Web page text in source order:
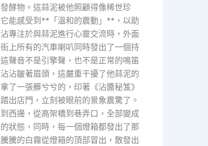
酵物。這蒜泥被他照顧得像稀世珍
能感受到**「溫和的震動」**，以助
專注於與蒜泥進行心靈交流時，外面
上所有的汽車喇叭同時發出了一個持
音不是引擎聲，也不是正常的鳴笛
沾皺著眉頭，這嚴重干擾了他蒜泥的
了一張髒兮兮的，印著《沾醬秘笈》
出店門，立刻被眼前的景象震驚了。
西邊，從高架橋到巷弄口，全部變成
狀態，同時，每一個燈箱都發出了那
騰的白霧從燈箱的頂部冒出，散發出